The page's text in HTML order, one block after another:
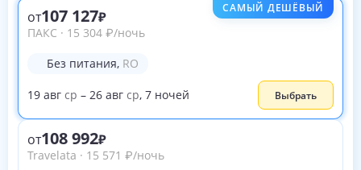
САМЫЙ ДЕШЁВЫЙ
от107 127
ПАКС · 15 304 ₽/ночь
Без питания, RO
19 авг ср – 26 авг ср, 7 ночей Выбрать
от108 992
Travelata · 15 571 ₽/ночь